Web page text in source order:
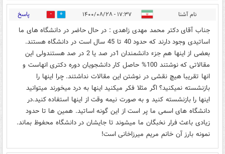
نام آشنا ۱۷:۳۷ - ۱۴۰۰/۰۸/۲۸ 2 پاسخ
جناب آقای دکتر محمد مهدی زاهدی : در حال حاضر در دانشگاه های ما
اساتیدی وجود دارند که حدود 40 تا 45 سال است در دانشگاه هستند.
بعضی از اینها هم جزء دانشمندان 1در صد یا 2 در صد هستندولی این
مقالاتی که نوشتند 100% حاصل کار دانشجویان دوره دکتری انهاست و
انها تقریبا هیچ نقشی در نوشتن این مقالات نداشتند. چرا اینها را
بازنشسته نمیکنید؟ اگر مثلا فکر میکنید اینها به درد میخورند میتوانید
اینها را بازنشسته کنید و به صورت نیمه وقت از اینها استفاده کنید.در
دانشگاه های اسمی ما پر است از این گونه اساتید. همین ها تا حدود
زیادی باعث فرار نخبگان ما میشوند تا جایشان در دانشگاه محفوظ بماند.
نمونه بارز آن خانم مریم میرزاخانی است!